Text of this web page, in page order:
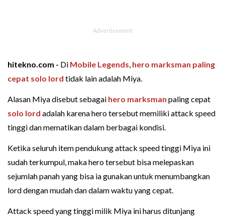
hitekno.com - Di Mobile Legends, hero marksman paling
cepat solo lord tidak lain adalah Miya.
Alasan Miya disebut sebagai hero marksman paling cepat
solo lord adalah karena hero tersebut memiliki attack speed
tinggi dan mematikan dalam berbagai kondisi.
Ketika seluruh item pendukung attack speed tinggi Miya ini
sudah terkumpul, maka hero tersebut bisa melepaskan
sejumlah panah yang bisa ia gunakan untuk menumbangkan
lord dengan mudah dan dalam waktu yang cepat.
Attack speed yang tinggi milik Miya ini harus ditunjang